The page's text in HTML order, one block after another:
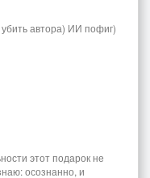
автора) ИИ пофиг)
этот подарок не
осознанно, и